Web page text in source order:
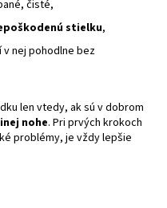
čisté,
stielku,
v nej pohodlne bez
len vtedy, ak sú v dobrom
nohe. Pri prvých krokoch
problémy, je vždy lepšie